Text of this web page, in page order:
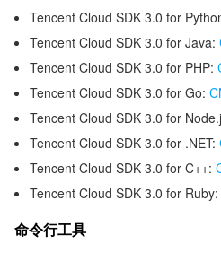
Tencent Cloud SDK 3.0 for
Tencent Cloud SDK 3.0 for Java:
Tencent Cloud SDK 3.0 for PHP:
Tencent Cloud SDK 3.0 for Go:
Tencent Cloud SDK 3.0 for
Tencent Cloud SDK 3.0 for .NET:
Tencent Cloud SDK 3.0 for C++:
Tencent Cloud SDK 3.0 for Ruby:
命令行工具